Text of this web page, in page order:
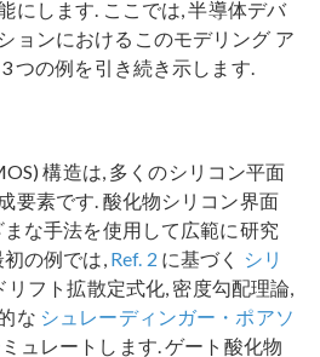
にします. ここでは, 半導体デバ
ョンにおけるこのモデリング ア
つの例を引き続き示します.
構造は, 多くのシリコン平面
要素です. 酸化物シリコン界面
な手法を使用して広範に研究
の例では, Ref. 2 に基づく
シリ
リフト拡散定式化, 密度勾配理論,
な シュレーディンガー・ポアソ
ュレートします. ゲート酸化物